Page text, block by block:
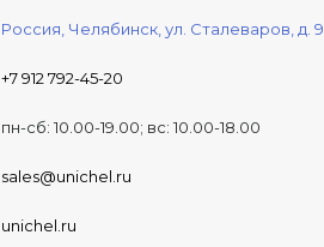
Россия, Челябинск, ул. Сталеваров, д. 9
+7 912 792-45-20
пн-сб: 10.00-19.00; вс: 10.00-18.00
sales@unichel.ru
unichel.ru